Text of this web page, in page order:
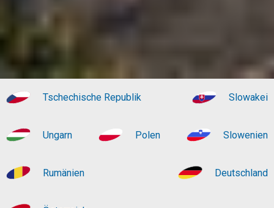
Tschechische Republik Slowakei
Ungarn Polen Slowenien
Rumänien Deutschland